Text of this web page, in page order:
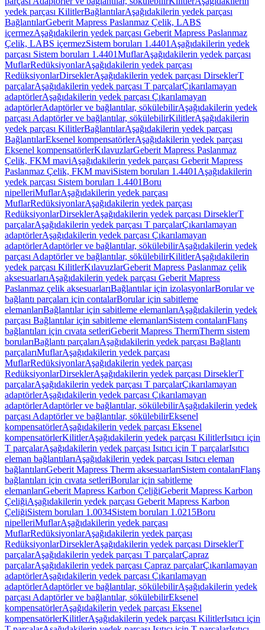
yedek parçası KilitlerBağlantılarAşağıdakilerin yedek parçası
BağlantılarGeberit Mapress Paslanmaz Çelik, LABS
içermezAşağıdakilerin yedek parçası Geberit Mapress Paslanmaz
Çelik, LABS içermezSistem boruları 1.4401 Aşağıdakilerin yedek
parçası Sistem boruları 1.4401MuflarAşağıdakilerin yedek parçası
MuflarRedüksiyonlarAşağıdakilerin yedek parçası
RedüksiyonlarDirseklerAşağıdakilerin yedek parçası DirseklerT
parçalarAşağıdakilerin yedek parçası T parçalarÇıkarılamayan
adaptörlerAşağıdakilerin yedek parçası Çıkarılamayan
adaptörlerAdaptörler ve bağlantılar, sökülebilirAşağıdakilerin yedek
parçası Adaptörler ve bağlantılar, sökülebilirKilitlerAşağıdakilerin
yedek parçası KilitlerBağlantılarAşağıdakilerin yedek parçası
BağlantılarEksenel kompensatörlerAşağıdakilerin yedek parçası
Eksenel kompensatörlerKılavuzlarGeberit Mapress Paslanmaz
Çelik, FKM maviAşağıdakilerin yedek parçası Geberit Mapress
Paslanmaz Çelik, FKM maviSistem boruları 1.4401 Aşağıdakilerin
yedek parçası Sistem boruları 1.4401Boru
nipelleriMuflarAşağıdakilerin yedek parçası
MuflarRedüksiyonlarAşağıdakilerin yedek parçası
RedüksiyonlarDirseklerAşağıdakilerin yedek parçası DirseklerT
parçalarAşağıdakilerin yedek parçası T parçalarÇıkarılamayan
adaptörlerAşağıdakilerin yedek parçası Çıkarılamayan
adaptörlerAdaptörler ve bağlantılar, sökülebilirAşağıdakilerin yedek
parçası Adaptörler ve bağlantılar, sökülebilirKilitlerAşağıdakilerin
yedek parçası KilitlerKılavuzlarGeberit Mapress Paslanmaz çelik
aksesuarlarıAşağıdakilerin yedek parçası Geberit Mapress
Paslanmaz çelik aksesuarlarıBağlantılar için izolasyonlarBorular ve
bağlantı parçaları için contalarBorular için sabitleme
elemanlarıBağlantılar için sabitleme elemanlarıAşağıdakilerin yedek
parçası Bağlantılar için sabitleme elemanlarıSistem contalarıFlanş
bağlantıları için cıvata setleriGeberit Mapress ThermTherm sistem
borularıBağlantı parçalarıAşağıdakilerin yedek parçası Bağlantı
parçalarıMuflarAşağıdakilerin yedek parçası
MuflarRedüksiyonlarAşağıdakilerin yedek parçası
RedüksiyonlarDirseklerAşağıdakilerin yedek parçası DirseklerT
parçalarAşağıdakilerin yedek parçası T parçalarÇıkarılamayan
adaptörlerAşağıdakilerin yedek parçası Çıkarılamayan
adaptörlerAdaptörler ve bağlantılar, sökülebilirAşağıdakilerin yedek
parçası Adaptörler ve bağlantılar, sökülebilirEksenel
kompensatörlerAşağıdakilerin yedek parçası Eksenel
kompensatörlerKilitlerAşağıdakilerin yedek parçası KilitlerIsıtıcı için
T parçalarAşağıdakilerin yedek parçası Isıtıcı için T parçalarIsıtıcı
eleman bağlantılarıAşağıdakilerin yedek parçası Isıtıcı eleman
bağlantılarıGeberit Mapress Therm aksesuarlarıSistem contalarıFlanş
bağlantıları için cıvata setleriBorular için sabitleme
elemanlarıGeberit Mapress Karbon ÇeliğiGeberit Mapress Karbon
ÇeliğiAşağıdakilerin yedek parçası Geberit Mapress Karbon
ÇeliğiSistem boruları 1.0034Sistem boruları 1.0215Boru
nipelleriMuflarAşağıdakilerin yedek parçası
MuflarRedüksiyonlarAşağıdakilerin yedek parçası
RedüksiyonlarDirseklerAşağıdakilerin yedek parçası DirseklerT
parçalarAşağıdakilerin yedek parçası T parçalarÇapraz
parçalarAşağıdakilerin yedek parçası Çapraz parçalarÇıkarılamayan
adaptörlerAşağıdakilerin yedek parçası Çıkarılamayan
adaptörlerAdaptörler ve bağlantılar, sökülebilirAşağıdakilerin yedek
parçası Adaptörler ve bağlantılar, sökülebilirEksenel
kompensatörlerAşağıdakilerin yedek parçası Eksenel
kompensatörlerKilitlerAşağıdakilerin yedek parçası KilitlerIsıtıcı için